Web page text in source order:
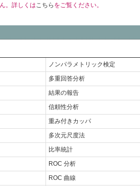
。詳しくはこちら をご覧ください。
ノンパラメトリック検定
多重回答分析
結果の報告
信頼性分析
重み付きカッパ
多次元尺度法
比率統計
ROC 分析
ROC 曲線